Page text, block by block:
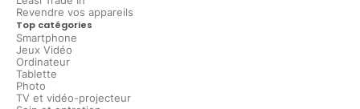
Revendre vos appareils
Top catégories
Smartphone
Jeux Vidéo
Ordinateur
Tablette
Photo
TV et vidéo-projecteur